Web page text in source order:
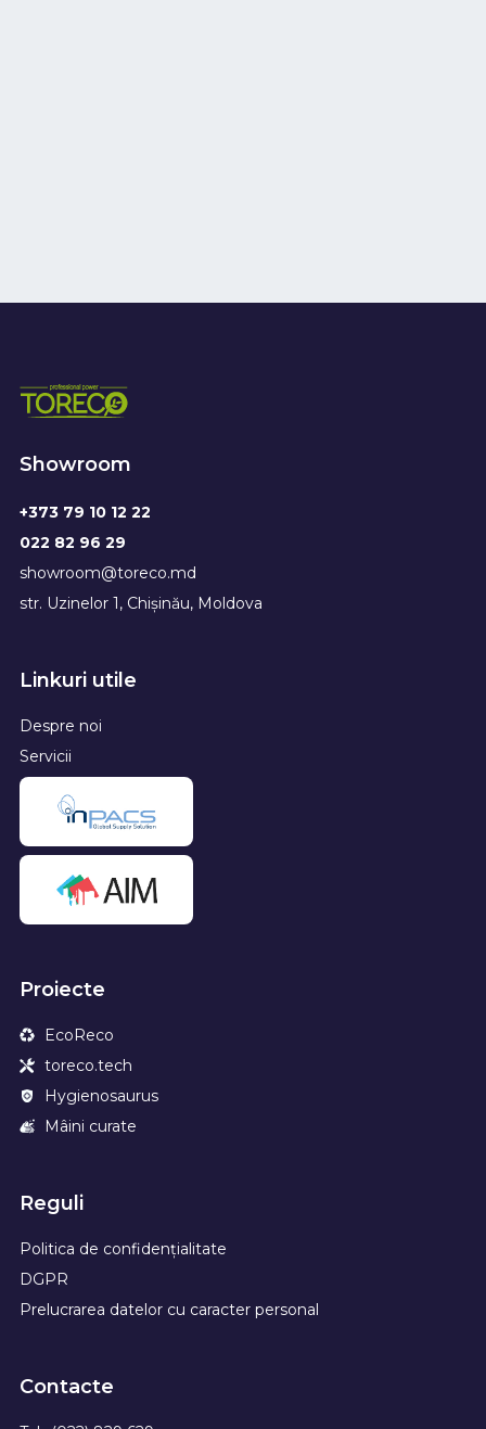
Showroom
+373 79 10 12 22
022 82 96 29
showroom@toreco.md
str. Uzinelor 1, Chișinău, Moldova
Linkuri utile
Despre noi
Servicii
Proiecte
EcoReco
toreco.tech
Hygienosaurus
Mâini curate
Reguli
Politica de confidențialitate
DGPR
Prelucrarea datelor cu caracter personal
Contacte